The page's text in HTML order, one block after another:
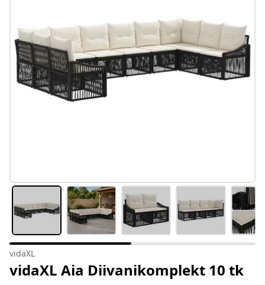
#sharemevidaxl
vidaXL
vidaXL Aia Diivanikomplekt 10 tk